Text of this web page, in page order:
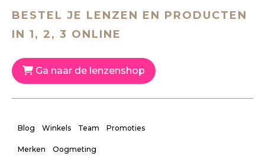
BESTEL JE LENZEN EN PRODUCTEN
IN 1, 2, 3 ONLINE
Ga naar de lenzenshop
Blog Winkels Team Promoties
Merken Oogmeting